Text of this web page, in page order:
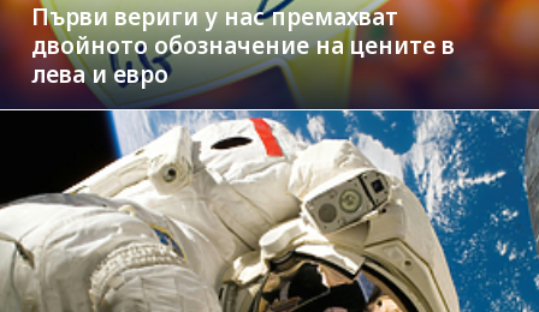
Първи вериги у нас премахват
двойното обозначение на цените в
лева и евро